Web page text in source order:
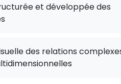
et développée des
des relations